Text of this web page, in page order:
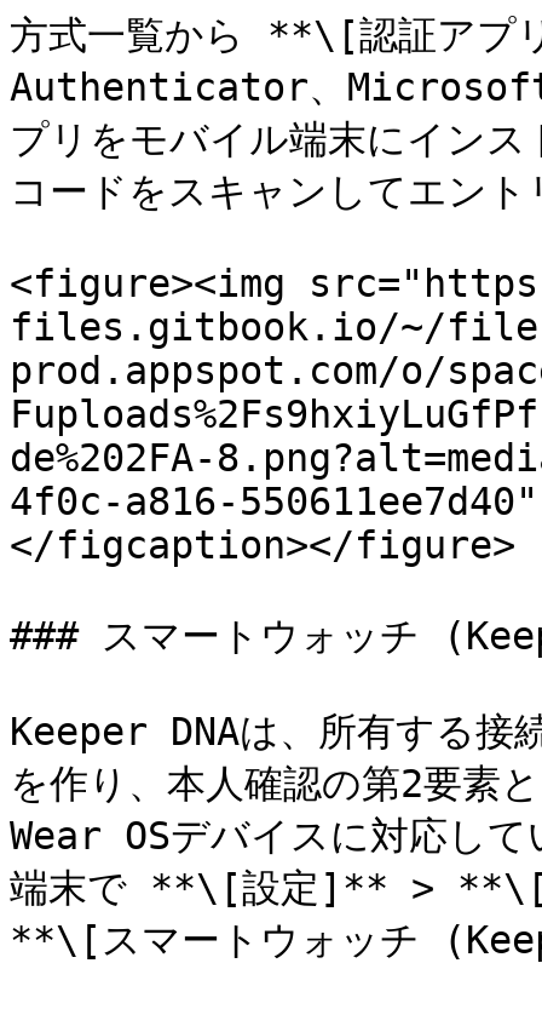
方式一覧から **\[認証アプ
Authenticator、Microsoft
プリをモバイル端末にイン
コードをスキャンしてエン
<figure><img
files.gitbook.io/~/
prod.appspot.com/o/
de%202FA-
4f0c-a816-
</figcaption></figure>
### スマートウォッチ
Keeper DNAは、所有する接
を作り、本人確認の第2要素
Wear OSデバイスに対応し
端末で **\[設定]** > **\[2
**\[スマートウォッチ